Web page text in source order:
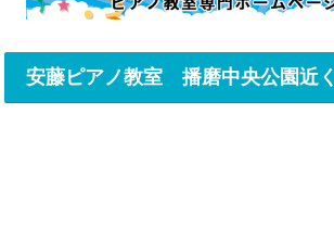
安藤ピアノ教室 播磨中央公園近く